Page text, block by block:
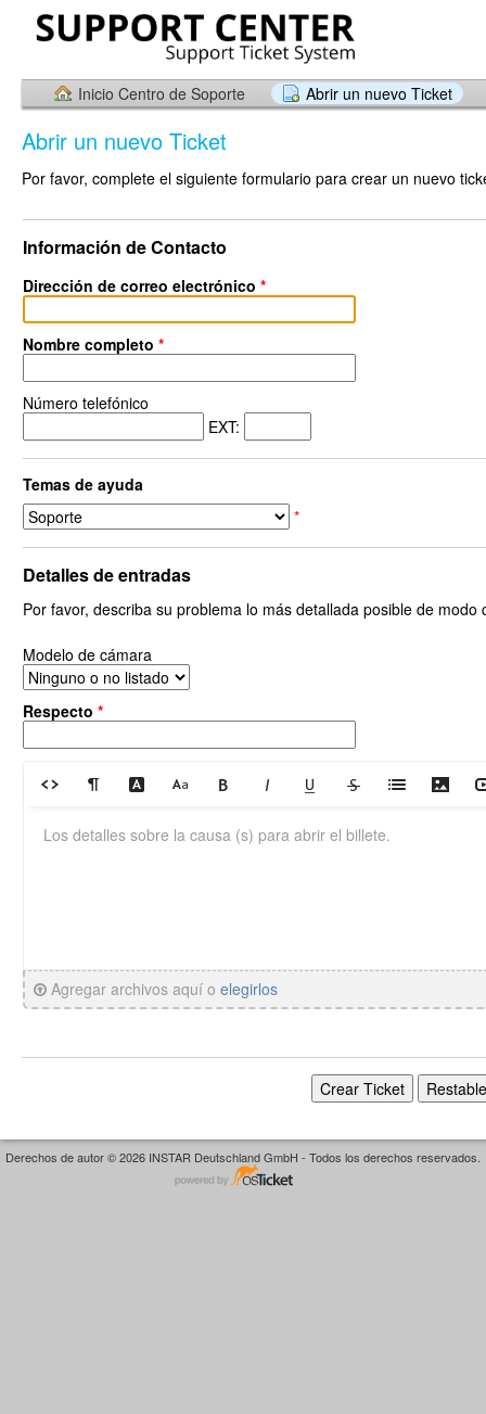
Inicio Centro de Soporte Abrir un nuevo Ticket
Abrir un nuevo Ticket
Por favor, complete el siguiente formulario para crear un nuevo
Información de Contacto
Dirección de correo electrónico *
Nombre completo *
Número telefónico
EXT:
Temas de ayuda
*
Detalles de entradas
Por favor, describa su problema lo más detallada posible de
Modelo de cámara
Respecto *
Agregar archivos aquí o elegirlos
Derechos de autor © 2026 INSTAR Deutschland GmbH - Todos los derechos reservados.